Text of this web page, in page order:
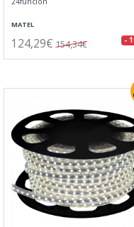
MATEL
124,29€ 154,34€ -